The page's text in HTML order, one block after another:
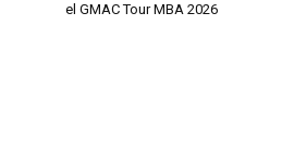
el GMAC Tour MBA 2026